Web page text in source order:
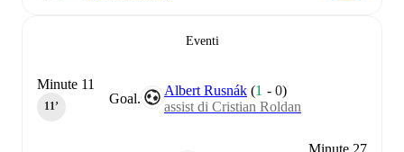
Eventi
Goal.
Albert Rusnák (1 -0)
assist di Cristian Roldan
Minute 11
11‎’‎
Minute 27